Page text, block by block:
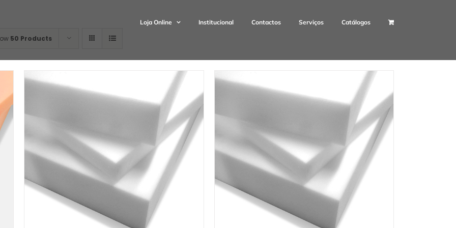
Loja Online Institucional Contactos Serviços Catálogos
50 Products